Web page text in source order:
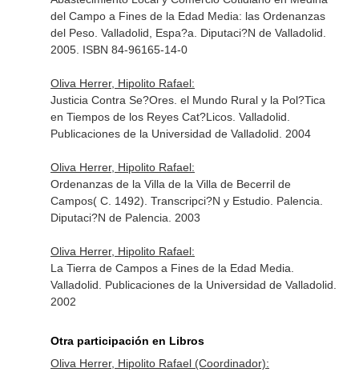
del Campo a Fines de la Edad Media: las Ordenanzas
del Peso. Valladolid, Espa?a. Diputaci?N de Valladolid.
2005. ISBN 84-96165-14-0
Oliva Herrer, Hipolito Rafael:
Justicia Contra Se?Ores. el Mundo Rural y la Pol?Tica
en Tiempos de los Reyes Cat?Licos. Valladolid.
Publicaciones de la Universidad de Valladolid. 2004
Oliva Herrer, Hipolito Rafael:
Ordenanzas de la Villa de la Villa de Becerril de
Campos( C. 1492). Transcripci?N y Estudio. Palencia.
Diputaci?N de Palencia. 2003
Oliva Herrer, Hipolito Rafael:
La Tierra de Campos a Fines de la Edad Media.
Valladolid. Publicaciones de la Universidad de Valladolid.
2002
Otra participación en Libros
Oliva Herrer, Hipolito Rafael (Coordinador):